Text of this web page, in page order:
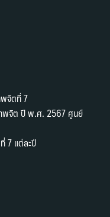
จิตที่ 7
าพจิต ปี พ.ศ. 2567 ศูนย์
7 แต่ละปี